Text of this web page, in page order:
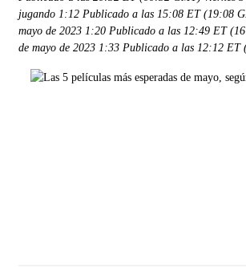
jugando 1:12 Publicado a las 15:08 ET (19:08
mayo de 2023 1:20 Publicado a las 12:49 ET
de mayo de 2023 1:33 Publicado a las 12:12